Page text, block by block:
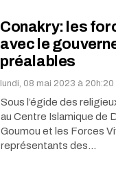
Conakry: les
avec le
préalables
lundi, 08 mai 2023 à 20h:20
Sous l’égide des
au Centre Islamique de
Goumou et les Forces
représentants des…